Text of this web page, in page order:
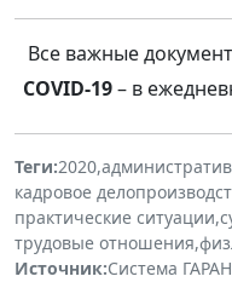
Все важные
COVID-19– в
Теги:2020,
кадровое
практические ситуации,
трудовые отношения,
Источник:Система